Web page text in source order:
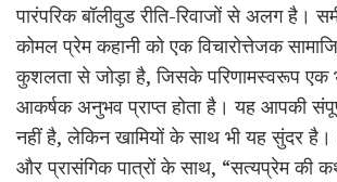
पारंपरिक बॉलीवुड रीति-रिवाजों से अलग है।
कोमल प्रेम कहानी को एक विचारोत्तेजक
कुशलता से जोड़ा है, जिसके परिणामस्वरूप एक
आकर्षक अनुभव प्राप्त होता है। यह आपकी
नहीं है, लेकिन खामियों के साथ भी यह सुंदर
और प्रासंगिक पात्रों के साथ, “सत्यप्रेम की